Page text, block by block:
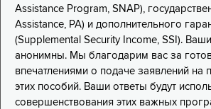
Assistance Program, SNAP),
Assistance, PA) и дополнительного
(Supplemental Security Income, SSI).
анонимны. Мы благодарим вас за
впечатлениями о подаче заявлений на
этих пособий. Ваши ответы будут
совершенствования этих важных